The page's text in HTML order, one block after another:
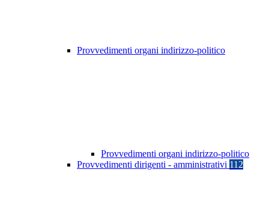
Provvedimenti organi indirizzo-politico
Provvedimenti organi indirizzo-politico
Provvedimenti dirigenti - amministrativi 112